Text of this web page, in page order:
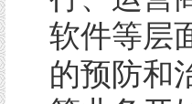
软件等层
的预防和